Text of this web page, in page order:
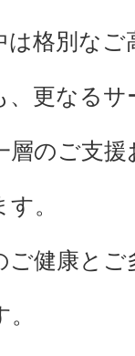
は格別な
、更なる
層のご支
す。
ご健康と